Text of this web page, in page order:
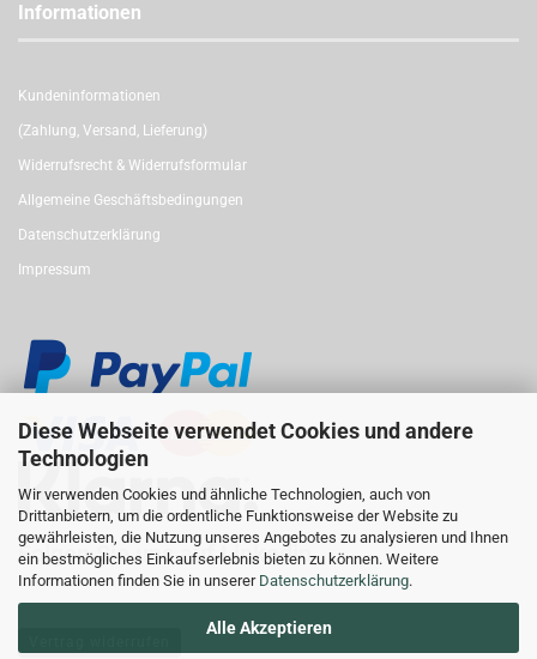
Diese Webseite verwendet Cookies und andere
Technologien
Wir verwenden Cookies und ähnliche Technologien, auch von
Drittanbietern, um die ordentliche Funktionsweise der Website zu
gewährleisten, die Nutzung unseres Angebotes zu analysieren und Ihnen
ein bestmögliches Einkaufserlebnis bieten zu können. Weitere
Informationen finden Sie in unserer Datenschutzerklärung.
Alle Akzeptieren
Informationen
Kundeninformationen
(Zahlung, Versand, Lieferung)
Widerrufsrecht & Widerrufsformular
Allgemeine Geschäftsbedingungen
Datenschutzerklärung
Impressum
Folgen Sie uns auf Linkedin